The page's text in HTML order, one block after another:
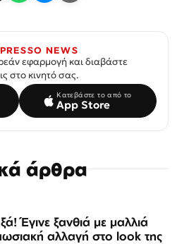
NEWS
εφαρμογή και διαβάστε
στο κινητό σας.
Κατεβάστε το από το
App Store
άρθρα
Έγινε ξανθιά με μαλλιά
αλλαγή στο look της